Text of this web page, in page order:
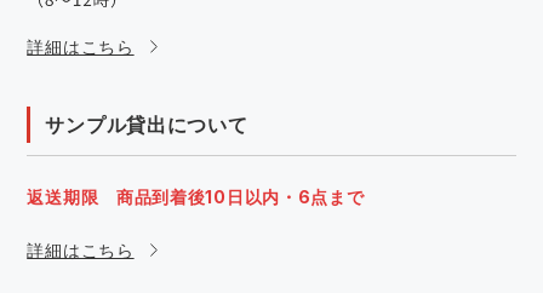
詳細はこちら
サンプル貸出について
返送期限 商品到着後10日以内・6点まで
詳細はこちら